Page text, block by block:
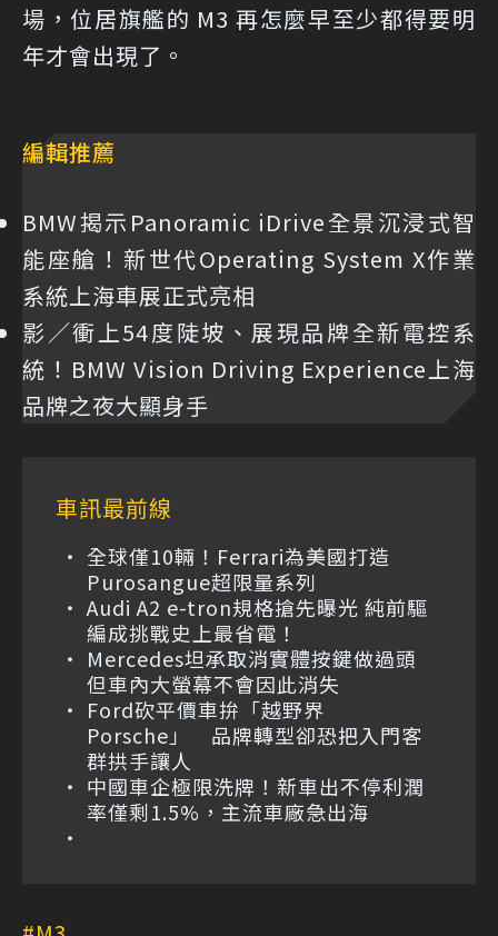
場，位居旗艦的 M3 再怎麼早至少都得要明
年才會出現了。
編輯推薦
BMW揭示Panoramic iDrive全景沉浸式智
能座艙！新世代Operating System X作業
系統上海車展正式亮相
影／衝上54度陡坡、展現品牌全新電控系
統！BMW Vision Driving Experience上海
品牌之夜大顯身手
車訊最前線
全球僅10輛！Ferrari為美國打造
Purosangue超限量系列
Audi A2 e-tron規格搶先曝光 純前驅
編成挑戰史上最省電！
Mercedes坦承取消實體按鍵做過頭
但車內大螢幕不會因此消失
Ford砍平價車拚「越野界
Porsche」 品牌轉型卻恐把入門客
群拱手讓人
中國車企極限洗牌！新車出不停利潤
率僅剩1.5%，主流車廠急出海